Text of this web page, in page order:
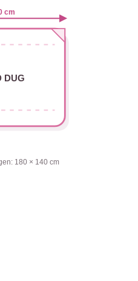
DUG
cm
180 × 140 cm